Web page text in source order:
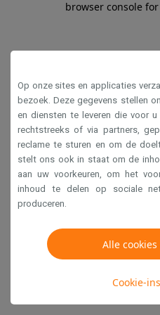
browser console
Op onze sites en applicaties
bezoek. Deze gegevens stellen
en diensten te leveren die voor
rechtstreeks of via partners,
reclame te sturen en om de
stelt ons ook in staat om de
aan uw voorkeuren, om het
inhoud te delen op sociale
produceren.
Alle
Cookie-